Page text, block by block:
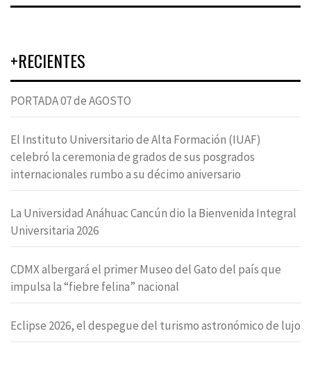
+RECIENTES
PORTADA 07 de AGOSTO
El Instituto Universitario de Alta Formación (IUAF)
celebró la ceremonia de grados de sus posgrados
internacionales rumbo a su décimo aniversario
La Universidad Anáhuac Cancún dio la Bienvenida Integral
Universitaria 2026
CDMX albergará el primer Museo del Gato del país que
impulsa la “fiebre felina” nacional
Eclipse 2026, el despegue del turismo astronómico de lujo